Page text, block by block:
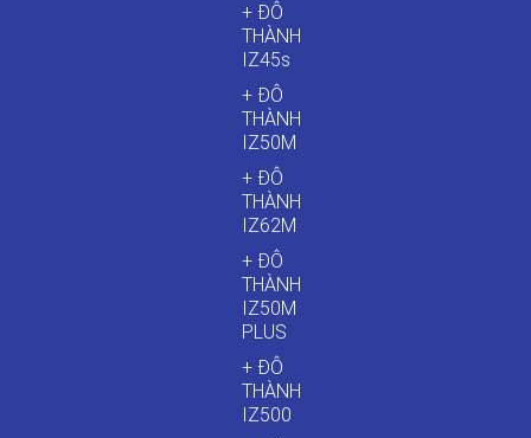
+ ĐÔ
THÀNH
IZ45s
+ ĐÔ
THÀNH
IZ50M
+ ĐÔ
THÀNH
IZ62M
+ ĐÔ
THÀNH
IZ50M
PLUS
+ ĐÔ
THÀNH
IZ500